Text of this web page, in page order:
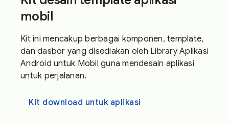
mobil
Kit ini mencakup berbagai komponen, template,
dan dasbor yang disediakan oleh Library Aplikasi
Android untuk Mobil guna mendesain aplikasi
untuk perjalanan.
Kit download untuk aplikasi